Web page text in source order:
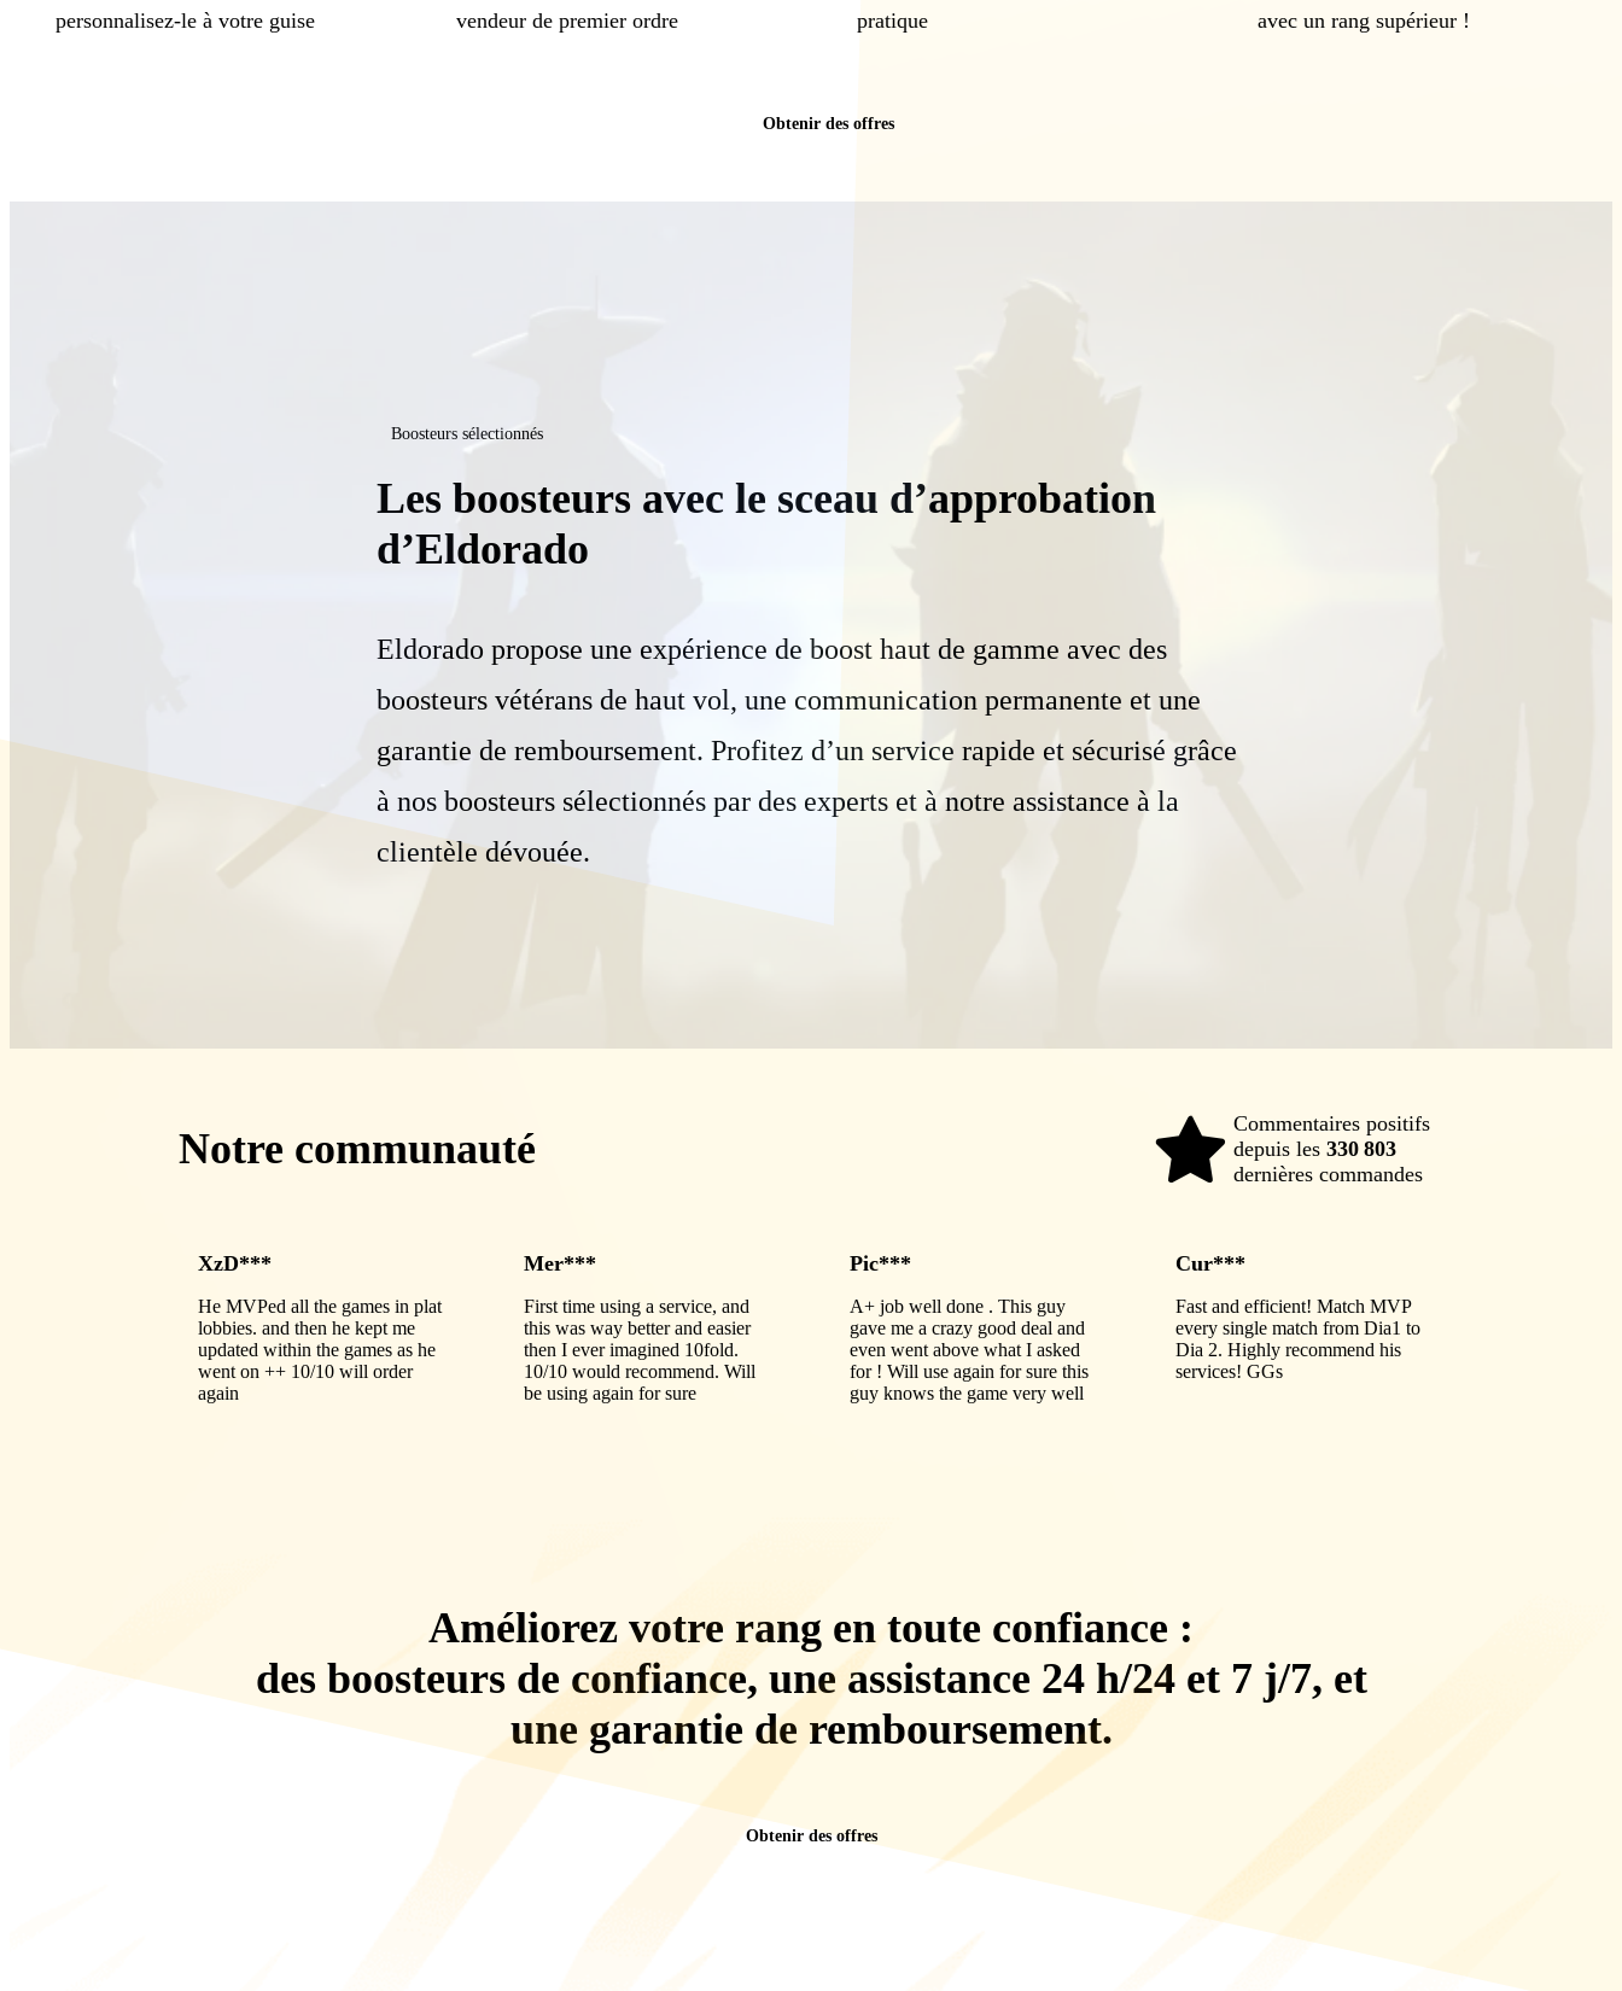
personnalisez-le à votre guise
vendeur de premier ordre
pratique
avec un rang supérieur !
Obtenir des offres
Boosteurs sélectionnés
Les boosteurs avec le sceau d’approbation
d’Eldorado
Eldorado propose une expérience de boost haut de gamme avec des
boosteurs vétérans de haut vol, une communication permanente et une
garantie de remboursement. Profitez d’un service rapide et sécurisé grâce
à nos boosteurs sélectionnés par des experts et à notre assistance à la
clientèle dévouée.
Notre communauté
Commentaires positifs
depuis les 330 803
dernières commandes
XzD***
He MVPed all the games in plat
lobbies. and then he kept me
updated within the games as he
went on ++ 10/10 will order
again
Mer***
First time using a service, and
this was way better and easier
then I ever imagined 10fold.
10/10 would recommend. Will
be using again for sure
Pic***
A+ job well done . This guy
gave me a crazy good deal and
even went above what I asked
for ! Will use again for sure this
guy knows the game very well
Cur***
Fast and efficient! Match MVP
every single match from Dia1 to
Dia 2. Highly recommend his
services! GGs
Améliorez votre rang en toute confiance :
des boosteurs de confiance, une assistance 24 h/24 et 7 j/7, et
une garantie de remboursement.
Obtenir des offres